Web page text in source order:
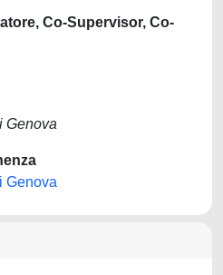
Co-Supervisor, Co-
Genova
Genova